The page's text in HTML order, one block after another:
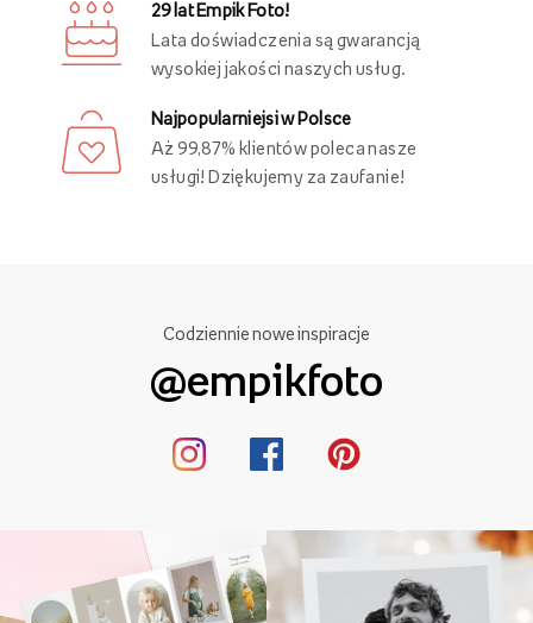
29 lat Empik Foto!
Lata doświadczenia są gwarancją
wysokiej jakości naszych usług.
Najpopularniejsi w Polsce
Aż 99,87% klientów poleca nasze
usługi! Dziękujemy za zaufanie!
Codziennie nowe inspiracje
@empikfoto